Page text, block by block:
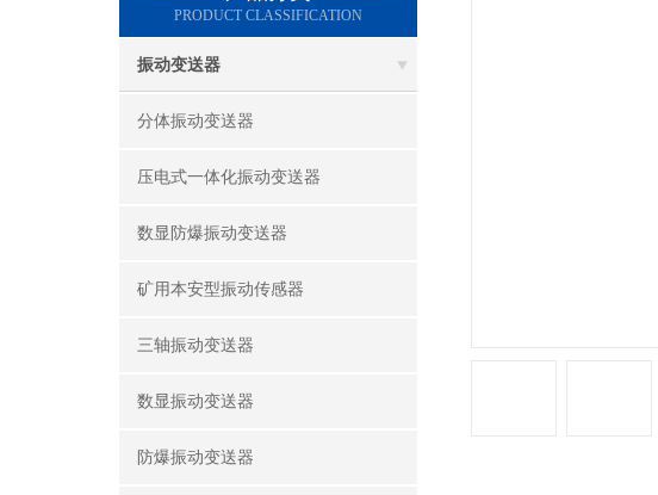
PRODUCT CLASSIFICATION
振动变送器
分体振动变送器
压电式一体化振动变送器
数显防爆振动变送器
矿用本安型振动传感器
三轴振动变送器
数显振动变送器
防爆振动变送器